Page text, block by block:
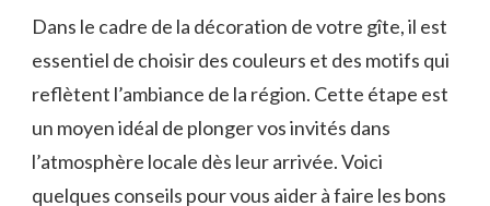
Dans le⁤ cadre de la⁤ décoration de ‌votre gîte, il⁣ est
essentiel de⁣ choisir ‍des couleurs‍ et des motifs⁢ qui
reflètent l’ambiance de‍ la région. Cette étape ⁣est
⁣un⁣ moyen idéal de plonger⁣ vos invités dans
l’atmosphère locale dès leur arrivée. Voici
quelques⁢ conseils pour vous aider⁢ à faire ​les bons